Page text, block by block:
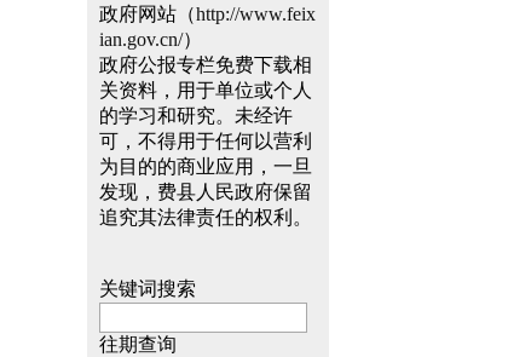
政府网站（http://www.feix
ian.gov.cn/）
政府公报专栏免费下载相
关资料，用于单位或个人
的学习和研究。未经许
可，不得用于任何以营利
为目的的商业应用，一旦
发现，费县人民政府保留
追究其法律责任的权利。
关键词搜索
往期查询